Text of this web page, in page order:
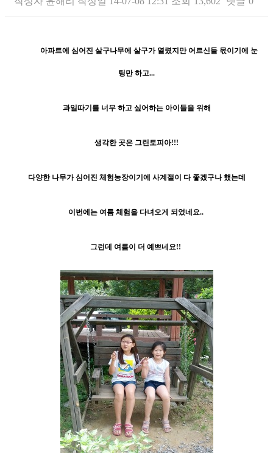
아파트에 심어진 살구나무에 살구가 열렸지만 어르신들 몫이기에 눈
팅만 하고...
과일따기를 너무 하고 싶어하는 아이들을 위해
생각한 곳은 그린토피아!!!
다양한 나무가 심어진 체험농장이기에 사계절이 다 좋겠구나 했는데
이번에는 여름 체험을 다녀오게 되었네요..
그런데 여름이 더 예쁘네요!!